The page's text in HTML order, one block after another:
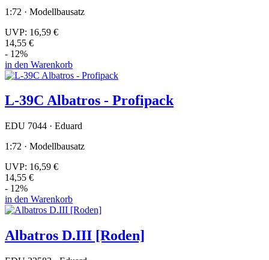
1:72 · Modellbausatz
UVP: 16,59 €
14,55 €
- 12%
in den Warenkorb
L-39C Albatros - Profipack
EDU 7044 · Eduard
1:72 · Modellbausatz
UVP: 16,59 €
14,55 €
- 12%
in den Warenkorb
Albatros D.III [Roden]